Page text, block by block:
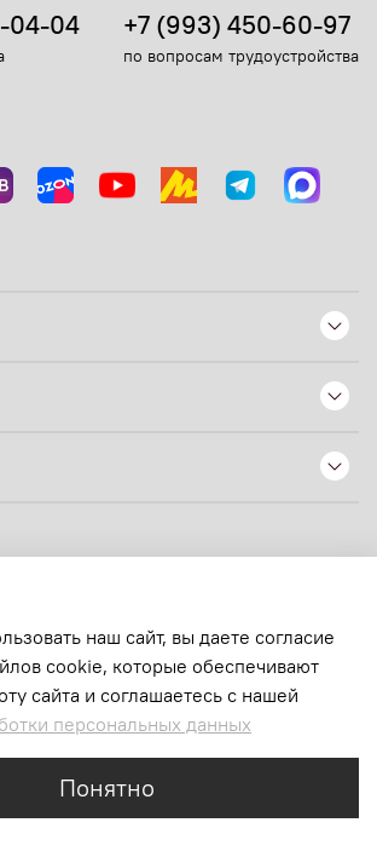
04-04 +7 (993) 450-60-97
по вопросам трудоустройства
Ашотовна
наш сайт, вы даете согласие
cookie, которые обеспечивают
сайта и соглашаетесь с нашей
персональных данных
Понятно